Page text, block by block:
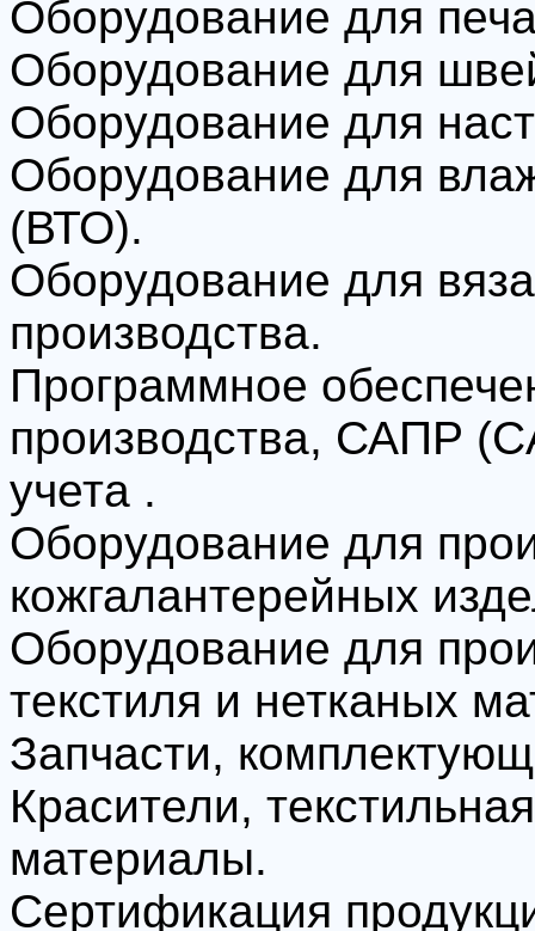
Оборудование для
Оборудование для
Оборудование для
Оборудование для
(ВТО).
Оборудование для
производства.
Программное
производства, САПР
учета .
Оборудование для
кожгалантерейных
Оборудование для
текстиля и нетканых
Запчасти,
Красители,
материалы.
Сертификация